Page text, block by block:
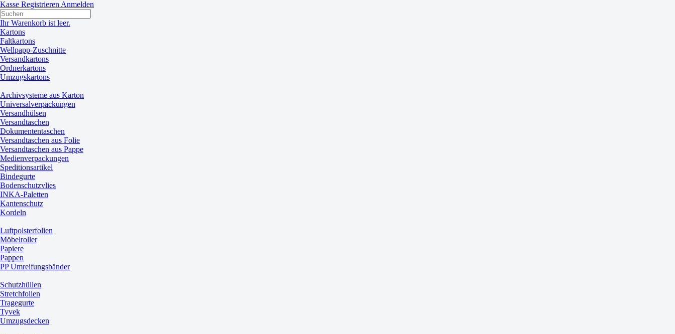
Kasse Registrieren Anmelden
Ihr Warenkorb ist leer.
Kartons
Faltkartons
Wellpapp-Zuschnitte
Versandkartons
Ordnerkartons
Umzugskartons
Archivsysteme aus Karton
Universalverpackungen
Versandhülsen
Versandtaschen
Dokumententaschen
Versandtaschen aus Folie
Versandtaschen aus Pappe
Medienverpackungen
Speditionsartikel
Bindegurte
Bodenschutzvlies
INKA-Paletten
Kantenschutz
Kordeln
Luftpolsterfolien
Möbelroller
Papiere
Pappen
PP Umreifungsbänder
Schutzhüllen
Stretchfolien
Tragegurte
Tyvek
Umzugsdecken